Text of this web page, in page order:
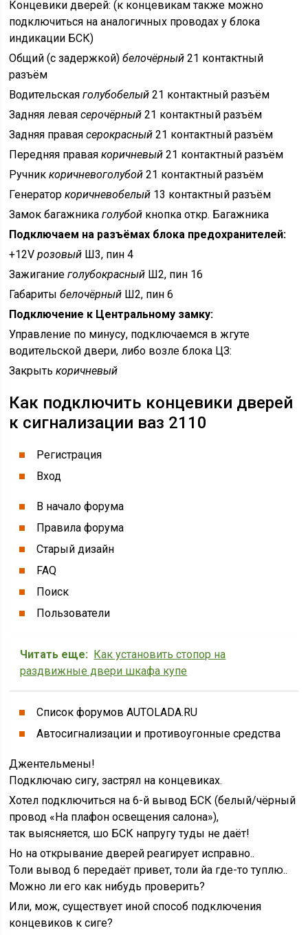
Концевики дверей: (к концевикам также можно
подключиться на аналогичных проводах у блока
индикации БСК)
Общий (с задержкой)белочёрный 21 контактный
разъём
Водительскаяголубобелый 21 контактный разъём
Задняя леваясерочёрный 21 контактный разъём
Задняя праваясерокрасный 21 контактный разъём
Передняя праваякоричневый 21 контактный разъём
Ручниккоричневоголубой 21 контактный разъём
Генераторкоричневобелый 13 контактный разъём
Замок багажникаголубой кнопка откр. Багажника
Подключаем на разъёмах блока предохранителей:
+12Vрозовый Ш3, пин 4
Зажиганиеголубокрасный Ш2, пин 16
Габаритыбелочёрный Ш2, пин 6
Подключение к Центральному замку:
Управление по минусу, подключаемся в жгуте
водительской двери, либо возле блока ЦЗ:
Закрытькоричневый
Как подключить концевики дверей
к сигнализации ваз 2110
Регистрация
Вход
В начало форума
Правила форума
Старый дизайн
FAQ
Поиск
Пользователи
Читать еще: Как установить стопор на
раздвижные двери шкафа купе
Список форумов AUTOLADA.RU
Автосигнализации и противоугонные средства
Джентельмены!
Подключаю сигу, застрял на концевиках.
Хотел подключиться на 6-й вывод БСК (белый/чёрный
провод «На плафон освещения салона»),
так выясняется, шо БСК напругу туды не даёт!
Но на открывание дверей реагирует исправно..
Толи вывод 6 передаёт привет, толи йа где-то туплю..
Можно ли его как нибудь проверить?
Или, мож, существует иной способ подключения
концевиков к сиге?